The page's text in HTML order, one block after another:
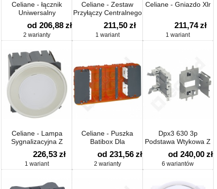
Celiane - łącznik
Uniwersalny
od 206,88 zł
2 warianty
Celiane - Zestaw
Przyłączy Centralnego
Odkurzacza
211,50 zł
1 wariant
Celiane - Gniazdo Xlr
211,74 zł
1 wariant
Celiane - Lampa
Sygnalizacyjna Z
Własnym Zasilaniem
226,53 zł
1 wariant
Celiane - Puszka
Batibox Dla
Multimediów
od 231,56 zł
2 warianty
Dpx3 630 3p
Podstawa Wtykowa Z
Przył. Górnym
od 240,00 zł
6 wariantów